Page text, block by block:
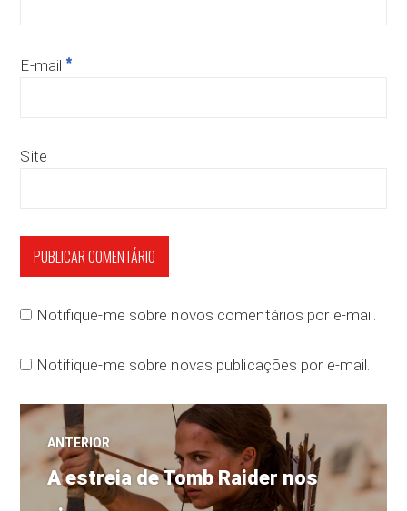
E-mail *
Site
Notifique-me sobre novos comentários por e-mail.
Notifique-me sobre novas publicações por e-mail.
Navegação
de
ANTERIOR
Post
A estreia de Tomb Raider nos